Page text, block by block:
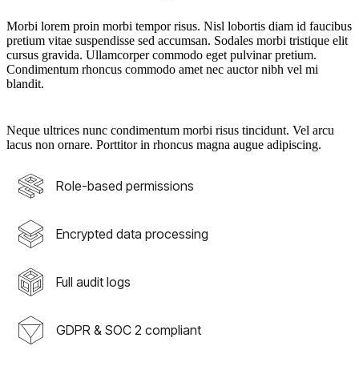
Morbi lorem proin morbi tempor risus. Nisl lobortis diam id faucibus
pretium vitae suspendisse sed accumsan. Sodales morbi tristique elit
cursus gravida. Ullamcorper commodo eget pulvinar pretium.
Condimentum rhoncus commodo amet nec auctor nibh vel mi
blandit.
Neque ultrices nunc condimentum morbi risus tincidunt. Vel arcu
lacus non ornare. Porttitor in rhoncus magna augue adipiscing.
Role-based permissions
Encrypted data processing
Full audit logs
GDPR & SOC 2 compliant